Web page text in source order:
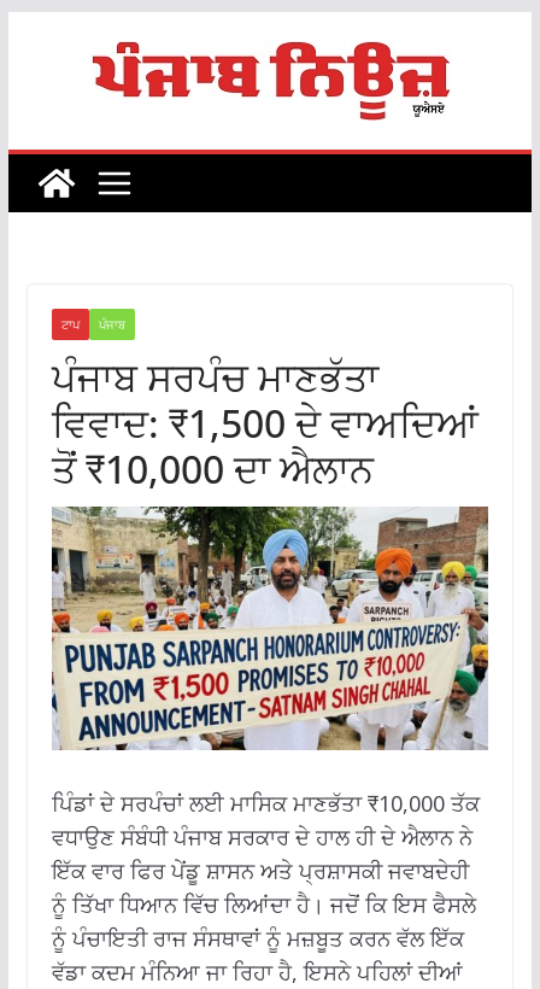
ਟਾਪ ਪੰਜਾਬ
ਪੰਜਾਬ ਸਰਪੰਚ ਮਾਣਭੱਤਾ
ਵਿਵਾਦ: ₹1,500 ਦੇ ਵਾਅਦਿਆਂ
ਤੋਂ ₹10,000 ਦਾ ਐਲਾਨ
ਪਿੰਡਾਂ ਦੇ ਸਰਪੰਚਾਂ ਲਈ ਮਾਸਿਕ ਮਾਣਭੱਤਾ ₹10,000 ਤੱਕ
ਵਧਾਉਣ ਸੰਬੰਧੀ ਪੰਜਾਬ ਸਰਕਾਰ ਦੇ ਹਾਲ ਹੀ ਦੇ ਐਲਾਨ ਨੇ
ਇੱਕ ਵਾਰ ਫਿਰ ਪੇਂਡੂ ਸ਼ਾਸਨ ਅਤੇ ਪ੍ਰਸ਼ਾਸਕੀ ਜਵਾਬਦੇਹੀ
ਨੂੰ ਤਿੱਖਾ ਧਿਆਨ ਵਿੱਚ ਲਿਆਂਦਾ ਹੈ। ਜਦੋਂ ਕਿ ਇਸ ਫੈਸਲੇ
ਨੂੰ ਪੰਚਾਇਤੀ ਰਾਜ ਸੰਸਥਾਵਾਂ ਨੂੰ ਮਜ਼ਬੂਤ ​​ਕਰਨ ਵੱਲ ਇੱਕ
ਵੱਡਾ ਕਦਮ ਮੰਨਿਆ ਜਾ ਰਿਹਾ ਹੈ, ਇਸਨੇ ਪਹਿਲਾਂ ਦੀਆਂ